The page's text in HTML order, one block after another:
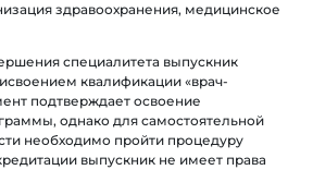
здравоохранения, медицинское
специалитета выпускник
квалификации «врач-
подтверждает освоение
однако для самостоятельной
необходимо пройти процедуру
выпускник не имеет права